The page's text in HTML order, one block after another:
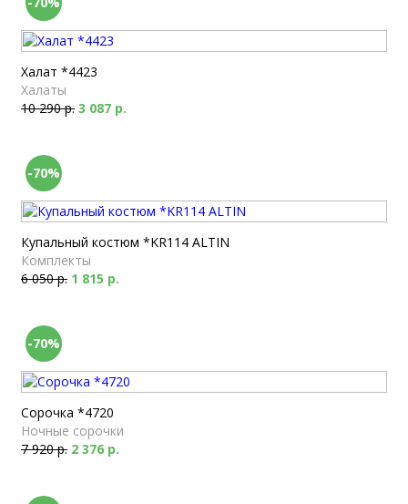
Халат *4423
Халаты
10 290 р. 3 087 р.
-70%
Купальный костюм *KR114 ALTIN
Комплекты
6 050 р. 1 815 р.
-70%
Сорочка *4720
Ночные сорочки
7 920 р. 2 376 р.